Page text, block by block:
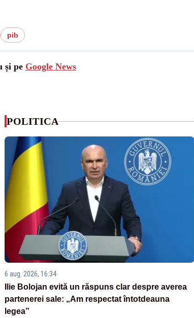
pib
și pe Google News
POLITICA
6 aug. 2026, 16:34
Ilie Bolojan evită un răspuns clar despre averea
partenerei sale: „Am respectat întotdeauna
legea”